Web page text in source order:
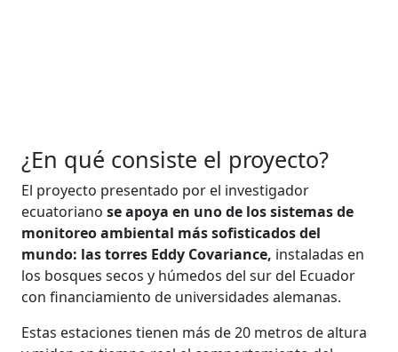
¿En qué consiste el proyecto?
El proyecto presentado por el investigador
ecuatoriano se apoya en uno de los sistemas de
monitoreo ambiental más sofisticados del
mundo: las torres Eddy Covariance, instaladas en
los bosques secos y húmedos del sur del Ecuador
con financiamiento de universidades alemanas.
Estas estaciones tienen más de 20 metros de altura